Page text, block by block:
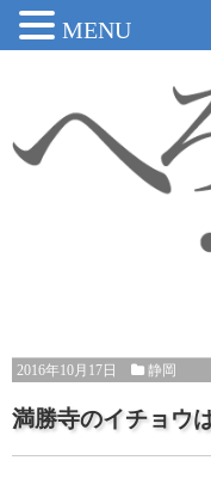
2016年10月17日 静岡
満勝寺のイチョウ
MENU